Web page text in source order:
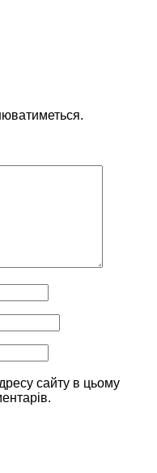
сайту в цьому